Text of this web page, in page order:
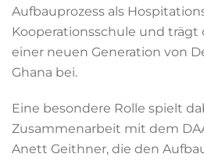
Aufbauprozess als
Kooperationsschule und
einer neuen Generation von
Ghana bei.
Eine besondere Rolle spielt
Zusammenarbeit mit dem
Anett Geithner, die den